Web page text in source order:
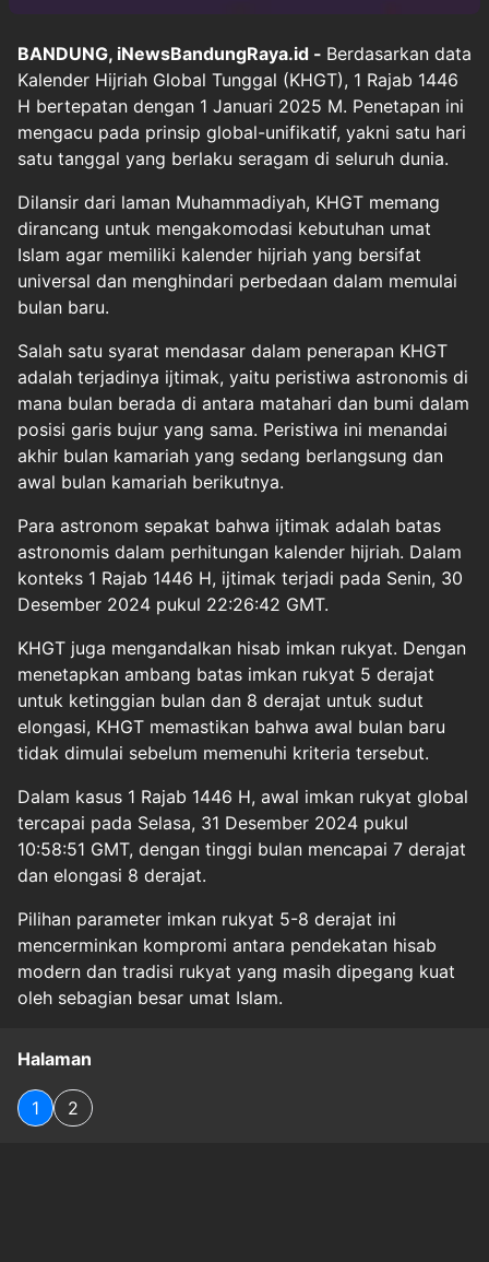
BANDUNG, iNewsBandungRaya.id - Berdasarkan data
Kalender Hijriah Global Tunggal (KHGT), 1 Rajab 1446
H bertepatan dengan 1 Januari 2025 M. Penetapan ini
mengacu pada prinsip global-unifikatif, yakni satu hari
satu tanggal yang berlaku seragam di seluruh dunia.
Dilansir dari laman Muhammadiyah, KHGT memang
dirancang untuk mengakomodasi kebutuhan umat
Islam agar memiliki kalender hijriah yang bersifat
universal dan menghindari perbedaan dalam memulai
bulan baru.
Salah satu syarat mendasar dalam penerapan KHGT
adalah terjadinya ijtimak, yaitu peristiwa astronomis di
mana bulan berada di antara matahari dan bumi dalam
posisi garis bujur yang sama. Peristiwa ini menandai
akhir bulan kamariah yang sedang berlangsung dan
awal bulan kamariah berikutnya.
Para astronom sepakat bahwa ijtimak adalah batas
astronomis dalam perhitungan kalender hijriah. Dalam
konteks 1 Rajab 1446 H, ijtimak terjadi pada Senin, 30
Desember 2024 pukul 22:26:42 GMT.
KHGT juga mengandalkan hisab imkan rukyat. Dengan
menetapkan ambang batas imkan rukyat 5 derajat
untuk ketinggian bulan dan 8 derajat untuk sudut
elongasi, KHGT memastikan bahwa awal bulan baru
tidak dimulai sebelum memenuhi kriteria tersebut.
Dalam kasus 1 Rajab 1446 H, awal imkan rukyat global
tercapai pada Selasa, 31 Desember 2024 pukul
10:58:51 GMT, dengan tinggi bulan mencapai 7 derajat
dan elongasi 8 derajat.
Pilihan parameter imkan rukyat 5-8 derajat ini
mencerminkan kompromi antara pendekatan hisab
modern dan tradisi rukyat yang masih dipegang kuat
oleh sebagian besar umat Islam.
Halaman
1 2